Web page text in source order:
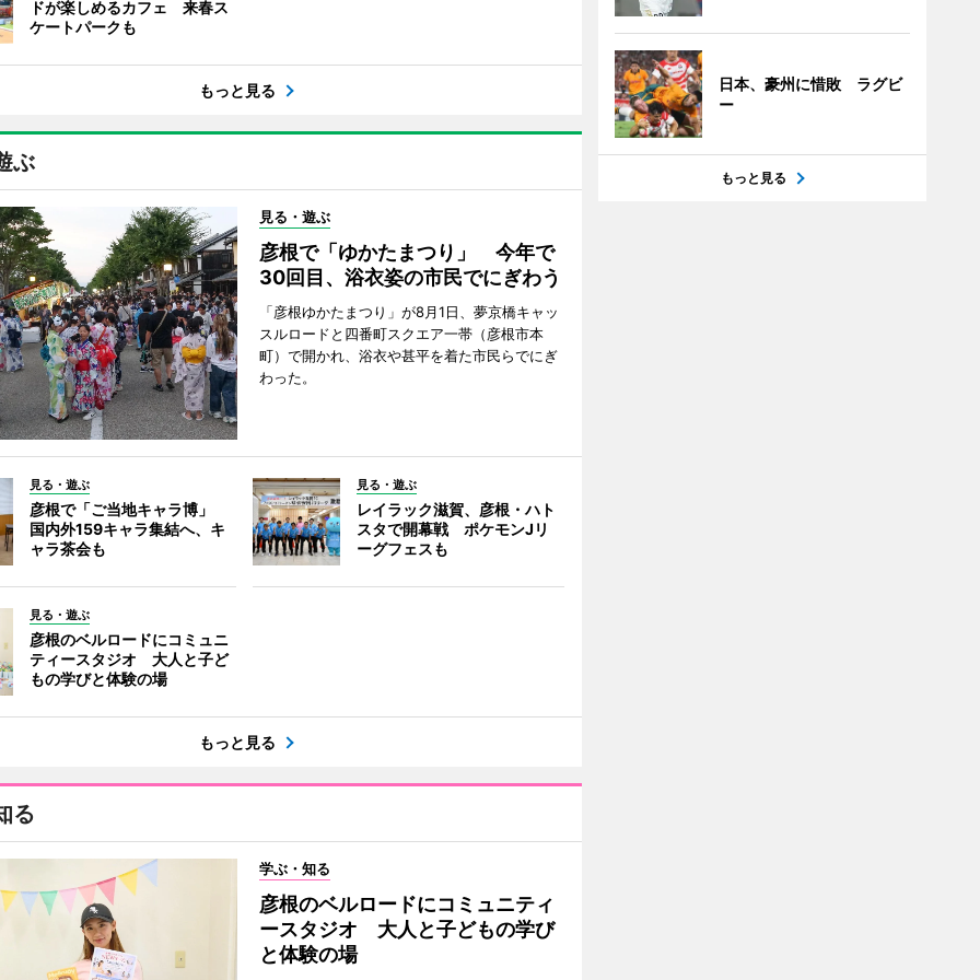
ドが楽しめるカフェ 来春ス
ケートパークも
もっと見る
ぶ
見る・遊ぶ
彦根で「ゆかたまつり」 今年で
30回目、浴衣姿の市民でにぎわう
「彦根ゆかたまつり」が8月1日、夢京橋キャッ
スルロードと四番町スクエア一帯（彦根市本
町）で開かれ、浴衣や甚平を着た市民らでにぎ
わった。
見る・遊ぶ
彦根で「ご当地キャラ博」
国内外159キャラ集結へ、キ
ャラ茶会も
見る・遊ぶ
レイラック滋賀、彦根・ハト
スタで開幕戦 ポケモンJリ
ーグフェスも
見る・遊ぶ
彦根のベルロードにコミュニ
ティースタジオ 大人と子ど
もの学びと体験の場
もっと見る
る
学ぶ・知る
彦根のベルロードにコミュニティ
ースタジオ 大人と子どもの学び
と体験の場
日本、豪州に惜敗 ラグビ
ー
もっと見る